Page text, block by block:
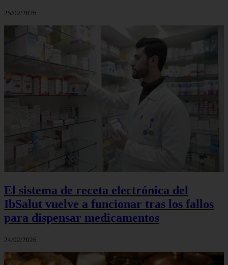
25/02/2026
El sistema de receta electrónica del
IbSalut vuelve a funcionar tras los fallos
para dispensar medicamentos
24/02/2026